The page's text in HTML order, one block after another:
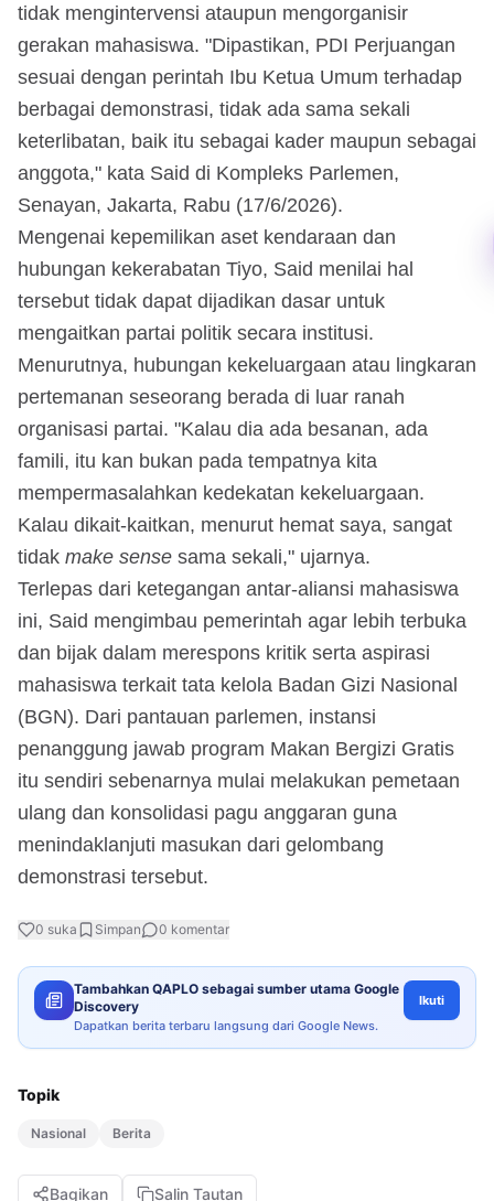
tidak mengintervensi ataupun mengorganisir
gerakan mahasiswa. "Dipastikan, PDI Perjuangan
sesuai dengan perintah Ibu Ketua Umum terhadap
berbagai demonstrasi, tidak ada sama sekali
keterlibatan, baik itu sebagai kader maupun sebagai
anggota," kata Said di Kompleks Parlemen,
Senayan, Jakarta, Rabu (17/6/2026).
Mengenai kepemilikan aset kendaraan dan
hubungan kekerabatan Tiyo, Said menilai hal
tersebut tidak dapat dijadikan dasar untuk
mengaitkan partai politik secara institusi.
Menurutnya, hubungan kekeluargaan atau lingkaran
pertemanan seseorang berada di luar ranah
organisasi partai. "Kalau dia ada besanan, ada
famili, itu kan bukan pada tempatnya kita
mempermasalahkan kedekatan kekeluargaan.
Kalau dikait-kaitkan, menurut hemat saya, sangat
tidak make sense sama sekali," ujarnya.
Terlepas dari ketegangan antar-aliansi mahasiswa
ini, Said mengimbau pemerintah agar lebih terbuka
dan bijak dalam merespons kritik serta aspirasi
mahasiswa terkait tata kelola Badan Gizi Nasional
(BGN). Dari pantauan parlemen, instansi
penanggung jawab program Makan Bergizi Gratis
itu sendiri sebenarnya mulai melakukan pemetaan
ulang dan konsolidasi pagu anggaran guna
menindaklanjuti masukan dari gelombang
demonstrasi tersebut.
0 suka Simpan 0 komentar
Tambahkan QAPLO sebagai sumber utama Google
Discovery
Dapatkan berita terbaru langsung dari Google News.
Ikuti
Topik
Nasional Berita
Bagikan Salin Tautan